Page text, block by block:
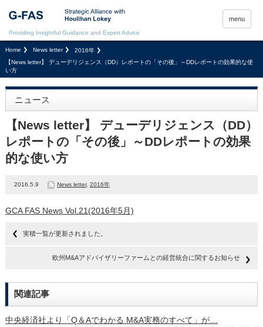
Providing Insightful Guidance and Expert Advice
menu
Home News letter
2016年
【News letter】 デューデリジェンス（DD）レポートの「その後」～DDレポートの効果的な使
い方
ニュース
【News letter】 デューデリジェンス（DD）
レポートの「その後」～DDレポートの効果
的な使い方
2016.5.9 News letter, 2016年
GCA FAS News Vol.21(2016年5月)
実積一覧が更新されました。
欧州M&Aアドバイザリーファームとの経営統合に関するお知らせ
関連記事
中央経済社より「Q＆Aでわかる M&A実務のすべて」が…